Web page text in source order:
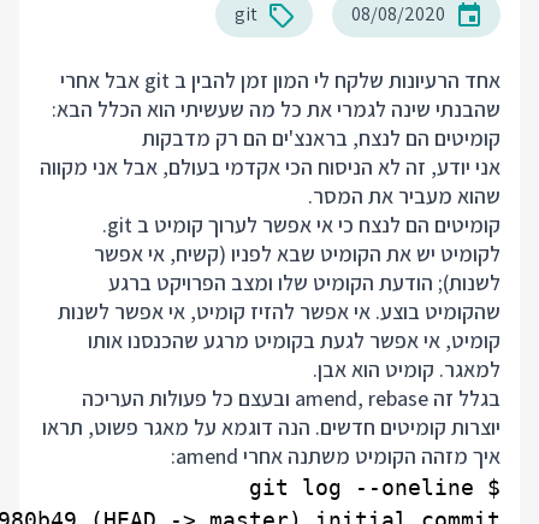
08/08/2020
git
אחד הרעיונות שלקח לי המון זמן להבין ב git אבל אחרי
שהבנתי שינה לגמרי את כל מה שעשיתי הוא הכלל הבא:
קומיטים הם לנצח, בראנצ'ים הם רק מדבקות
אני יודע, זה לא הניסוח הכי אקדמי בעולם, אבל אני מקווה
שהוא מעביר את המסר.
קומיטים הם לנצח כי אי אפשר לערוך קומיט ב git.
לקומיט יש את הקומיט שבא לפניו (קשיח, אי אפשר
לשנות); הודעת הקומיט שלו ומצב הפרויקט ברגע
שהקומיט בוצע. אי אפשר להזיז קומיט, אי אפשר לשנות
קומיט, אי אפשר לגעת בקומיט מרגע שהכנסנו אותו
למאגר. קומיט הוא אבן.
בגלל זה amend, rebase ובעצם כל פעולות העריכה
יוצרות קומיטים חדשים. הנה דוגמא על מאגר פשוט, תראו
איך מזהה הקומיט משתנה אחרי amend: